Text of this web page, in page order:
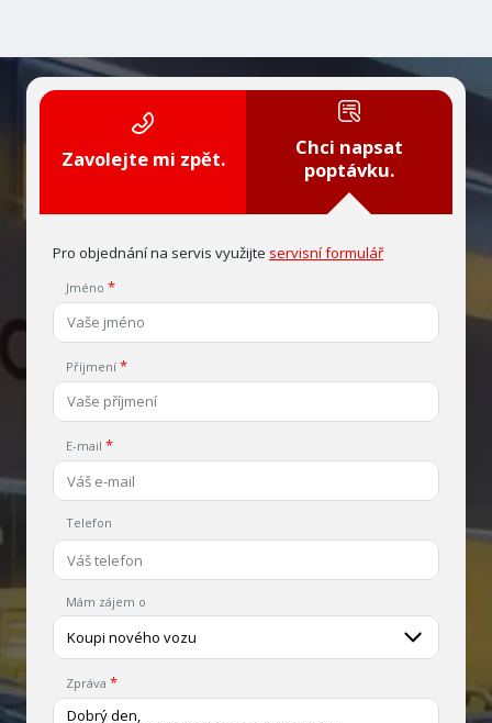
Zavolejte mi zpět.
Chci napsat
poptávku.
Pro objednání na servis využijte servisní formulář
Jméno
Příjmení
E-mail
Telefon
Mám zájem o
Koupi nového vozu
Zpráva